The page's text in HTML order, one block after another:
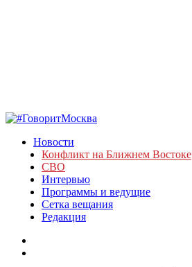
Новости
Конфликт на Ближнем Востоке
СВО
Интервью
Программы и ведущие
Сетка вещания
Редакция